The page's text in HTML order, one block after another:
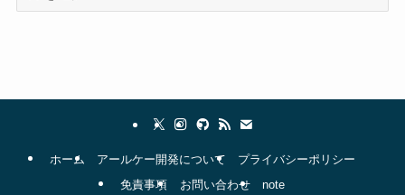
ホーム アールケー開発について
プライバシーポリシー
免責事項
お問い合わせ note